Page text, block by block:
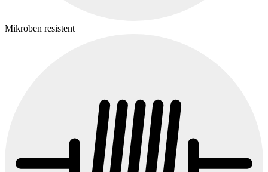
Mikroben resistent